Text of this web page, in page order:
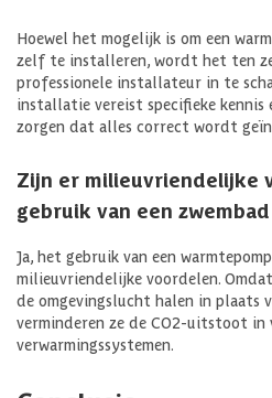
Hoewel het mogelijk is om een
zelf te installeren, wordt het ten
professionele installateur in te
installatie vereist specifieke kennis
zorgen dat alles correct wordt
Zijn er milieuvriendelijke
gebruik van een
Ja, het gebruik van een
milieuvriendelijke voordelen.
de omgevingslucht halen in plaats
verminderen ze de CO2-uitstoot
verwarmingssystemen.